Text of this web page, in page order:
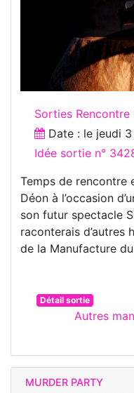
Sorties
Date : le jeudi
Idée sortie n°
Temps de rencontre
Déon à l’occasion
son futur spectacle
raconterais d’autres
de la Manufacture
Détail sortie
Autres
MURDER PARTY